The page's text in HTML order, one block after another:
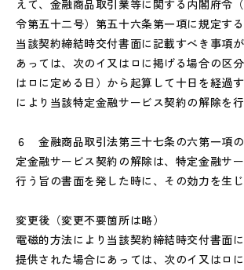
えて、金融商品取引業等に関する内閣府令
令第五十二号）第五十六条第一項に規定す
当該契約締結時交付書面に記載すべき事項
あっては、次のイ又はロに掲げる場合の区
はロに定める日）から起算して十日を経過
により当該特定金融サービス契約の解除を
６ 金融商品取引法第三十七条の六第一項
定金融サービス契約の解除は、特定金融サ
行う旨の書面を発した時に、その効力を生
変更後（変更不要箇所は略）
電磁的方法により当該契約締結時交付書面
提供された場合にあっては、次のイ又はロ